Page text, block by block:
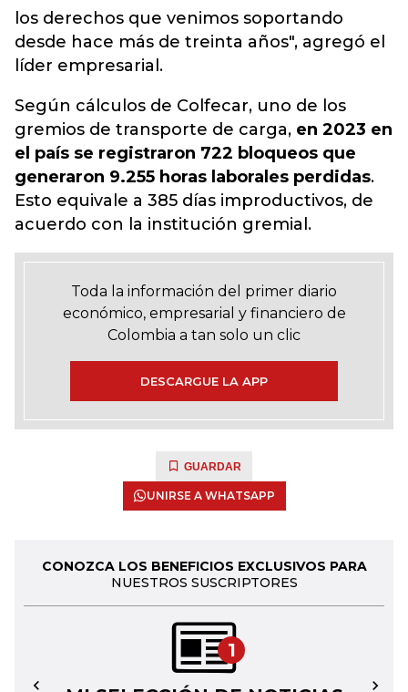
los derechos que venimos soportando
desde hace más de treinta años", agregó el
líder empresarial.
Según cálculos de Colfecar, uno de los
gremios de transporte de carga, en 2023 en
el país se registraron 722 bloqueos que
generaron 9.255 horas laborales perdidas.
Esto equivale a 385 días improductivos, de
acuerdo con la institución gremial.
Toda la información del primer diario
económico, empresarial y financiero de
Colombia a tan solo un clic
DESCARGUE LA APP
GUARDAR
UNIRSE A WHATSAPP
CONOZCA LOS BENEFICIOS EXCLUSIVOS PARA
NUESTROS SUSCRIPTORES
1